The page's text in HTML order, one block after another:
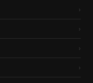
›
›
›
›